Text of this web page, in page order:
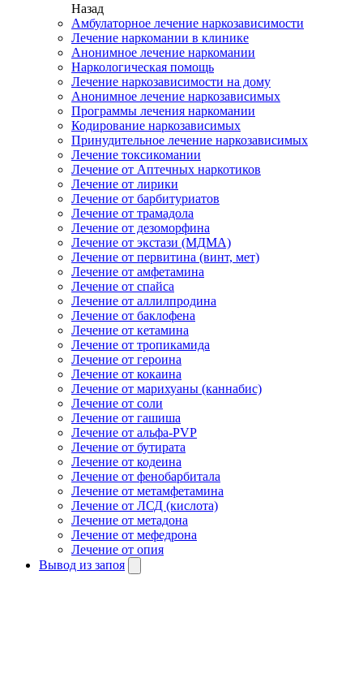
Назад
Амбулаторное лечение наркозависимости
Лечение наркомании в клинике
Анонимное лечение наркомании
Наркологическая помощь
Лечение наркозависимости на дому
Анонимное лечение наркозависимых
Программы лечения наркомании
Кодирование наркозависимых
Принудительное лечение наркозависимых
Лечение токсикомании
Лечение от Аптечных наркотиков
Лечение от лирики
Лечение от барбитуриатов
Лечение от трамадола
Лечение от дезоморфина
Лечение от экстази (МДМА)
Лечение от первитина (винт, мет)
Лечение от амфетамина
Лечение от спайса
Лечение от аллилпродина
Лечение от баклофена
Лечение от кетамина
Лечение от тропикамида
Лечение от героина
Лечение от кокаина
Лечение от марихуаны (каннабис)
Лечение от соли
Лечение от гашиша
Лечение от альфа-PVP
Лечение от бутирата
Лечение от кодеина
Лечение от фенобарбитала
Лечение от метамфетамина
Лечение от ЛСД (кислота)
Лечение от метадона
Лечение от мефедрона
Лечение от опия
Вывод из запоя